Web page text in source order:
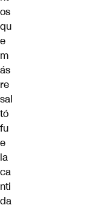
os
qu
e
m
ás
re
sal
tó
fu
e
la
ca
nti
da